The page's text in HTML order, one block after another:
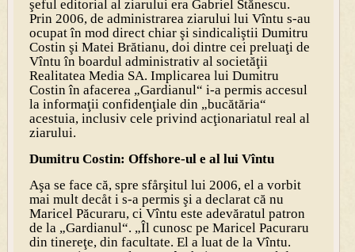
şeful editorial al ziarului era Gabriel Stănescu.
Prin 2006, de administrarea ziarului lui Vîntu s-au
ocupat în mod direct chiar şi sindicaliştii Dumitru
Costin şi Matei Brătianu, doi dintre cei preluaţi de
Vîntu în boardul administrativ al societăţii
Realitatea Media SA. Implicarea lui Dumitru
Costin în afacerea „Gardianul“ i-a permis accesul
la informaţii confidenţiale din „bucătăria“
acestuia, inclusiv cele privind acţionariatul real al
ziarului.
Dumitru Costin: Offshore-ul e al lui Vîntu
Aşa se face că, spre sfårşitul lui 2006, el a vorbit
mai mult decåt i s-a permis şi a declarat că nu
Maricel Păcuraru, ci Vîntu este adevăratul patron
de la „Gardianul“. „Îl cunosc pe Maricel Pacuraru
din tinereţe, din facultate. El a luat de la Vîntu.